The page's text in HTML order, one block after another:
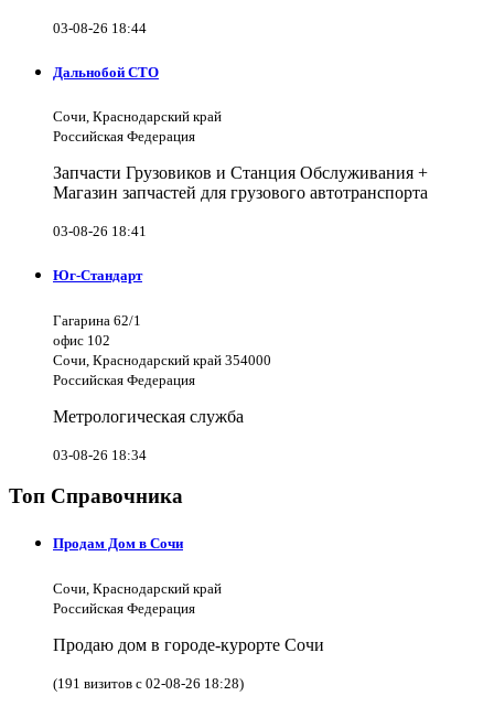
03-08-26 18:44
Дальнобой СТО
Сочи, Краснодарский край
Российская Федерация
Запчасти Грузовиков и Станция Обслуживания +
Магазин запчастей для грузового автотранспорта
03-08-26 18:41
Юг-Стандарт
Гагарина 62/1
офис 102
Сочи, Краснодарский край 354000
Российская Федерация
Метрологическая служба
03-08-26 18:34
Топ Справочника
Продам Дом в Сочи
Сочи, Краснодарский край
Российская Федерация
Продаю дом в городе-курорте Сочи
(191 визитов с 02-08-26 18:28)